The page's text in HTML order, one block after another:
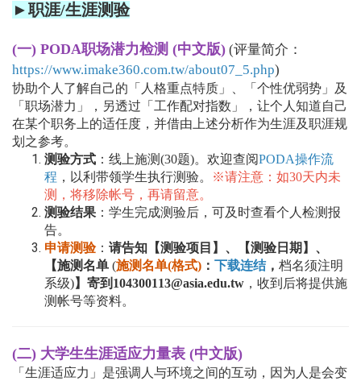
►职涯/生涯测验
(一) PODA职场潜力检测 (中文版) (评量简介：
https://www.imake360.com.tw/about07_5.php)
协助个人了解自己的「人格重点特质」、「个性优弱势」及
「职场潜力」，另透过「工作配对指数」，让个人知道自己
在某个职务上的适任度，并借由上述分析作为生涯及职涯规
划之参考。
测验方式 ：线上施测(30题)。欢迎查阅PODA操作流
程 ，以利带领学生执行测验。
※请注意：如30天内未
测，将移除帐号，再请留意。
测验结果 ：学生完成测验后，可及时查看个人检测报
告。
申请测验： 请告知【测验项目】、【测验日期】、
【施测名单 (施测名单(格式) ： 下载连结， 档名须注明
系级)】寄到104300113@asia.edu.tw ，收到后将提供施
测帐号等资料。
(二) 大学生生涯适应力量表 (中文版)
「生涯适应力」是强调人与环境之间的互动，因为人是会变